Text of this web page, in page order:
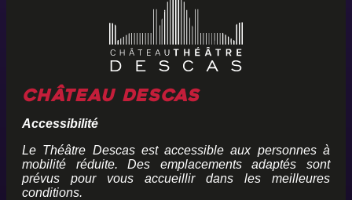
Château Descas
Accessibilité
Le Théâtre Descas est accessible aux personnes à
mobilité réduite. Des emplacements adaptés sont
prévus pour vous accueillir dans les meilleures
conditions.